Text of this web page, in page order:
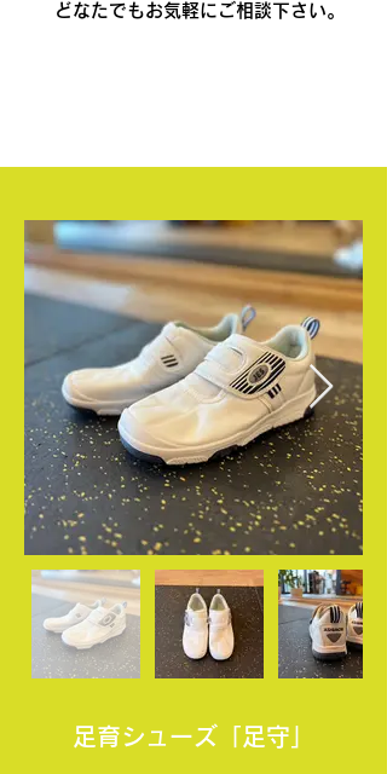
どなたでもお気軽にご相談下さい。
​足育シューズ「足守」